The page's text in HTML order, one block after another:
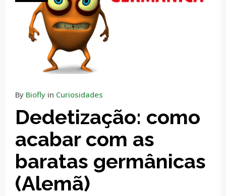
By Biofly in Curiosidades
Dedetização: como
acabar com as
baratas germânicas
(Alemã)